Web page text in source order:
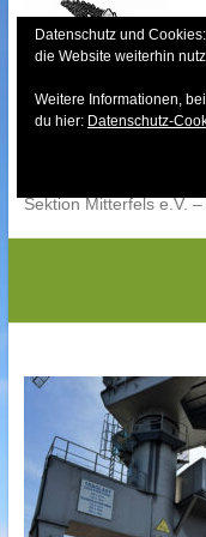
content
Sektion Mitterfels e.V.
Datenschutz und
die Website weiterhin
Weitere Informationen,
du hier: Datenschutz-